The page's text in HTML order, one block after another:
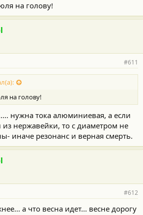
бьет прямо в голову, никакие беруши
начинают разбегаться
3312179/1f558635507babf4a07a90720
на голову!
#611
на голову!
нужна тока алюминиевая, а если
нержавейки, то с диаметром не
иначе резонанс и верная смерть.
#612
а что весна идет... весне дорогу